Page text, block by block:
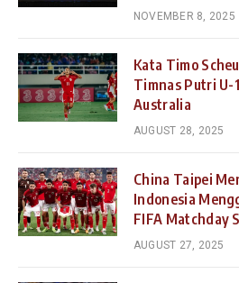
NOVEMBER 8, 2025
Kata Timo
Timnas Putri U-
Australia
AUGUST 28, 2025
China Taipei
Indonesia
FIFA Matchday
AUGUST 27, 2025